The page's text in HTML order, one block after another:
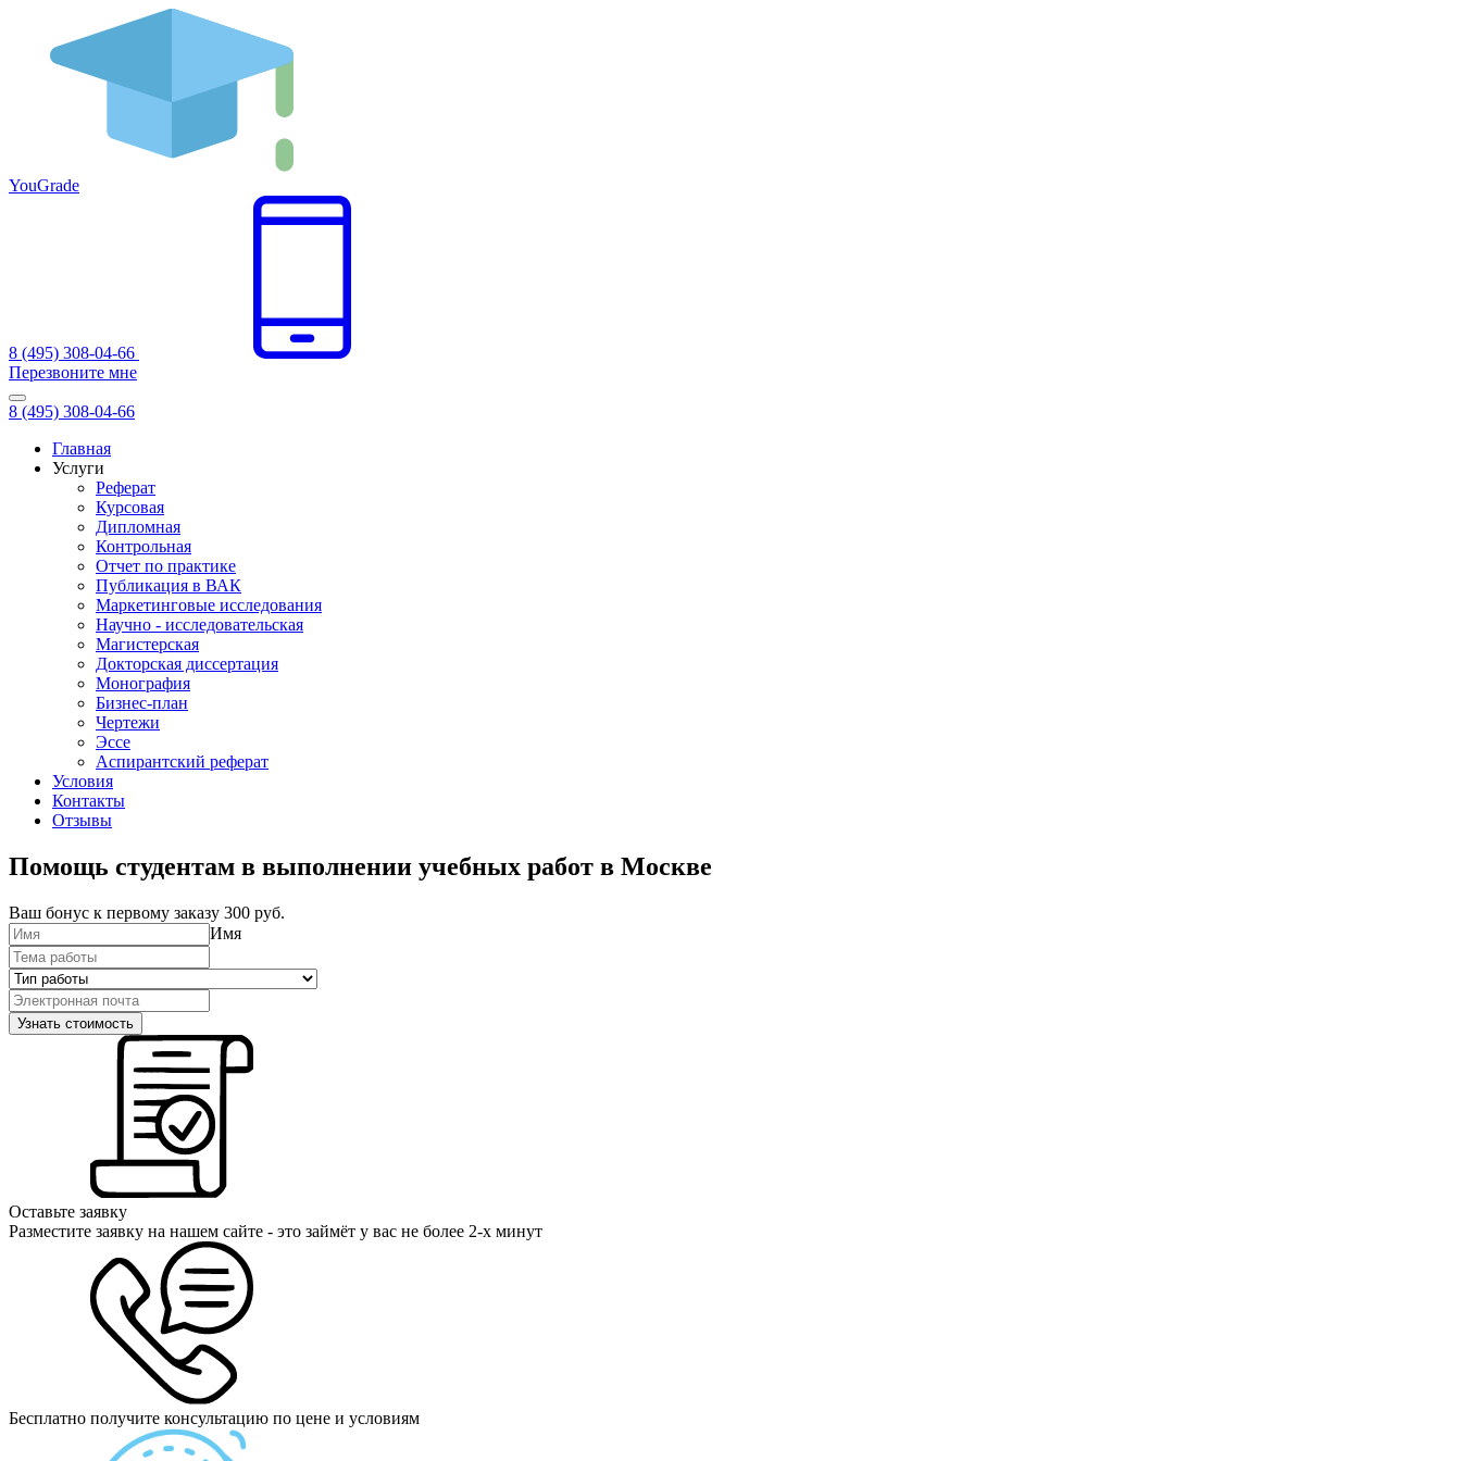
YouGrade
8 (495) 308-04-66
Перезвоните мне
8 (495) 308-04-66
Главная
Услуги
Реферат
Курсовая
Дипломная
Контрольная
Отчет по практике
Публикация в ВАК
Маркетинговые исследования
Научно - исследовательская
Магистерская
Докторская диссертация
Монография
Бизнес-план
Чертежи
Эссе
Аспирантский реферат
Условия
Контакты
Отзывы
Помощь студентам в выполнении учебных работ в Москве
Ваш бонус к первому заказу 300 руб.
Имя
Оставьте заявку
Разместите заявку на нашем сайте - это займёт у вас не более 2-х минут
Бесплатно получите консультацию по цене и условиям